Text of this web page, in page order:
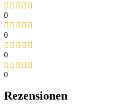
0
0
0
0
Rezensionen